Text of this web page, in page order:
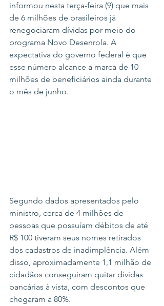
informou nesta terça-feira (9) que mais
de 6 milhões de brasileiros já
renegociaram dívidas por meio do
programa Novo Desenrola. A
expectativa do governo federal é que
esse número alcance a marca de 10
milhões de beneficiários ainda durante
o mês de junho.
Segundo dados apresentados pelo
ministro, cerca de 4 milhões de
pessoas que possuíam débitos de até
R$ 100 tiveram seus nomes retirados
dos cadastros de inadimplência. Além
disso, aproximadamente 1,1 milhão de
cidadãos conseguiram quitar dívidas
bancárias à vista, com descontos que
chegaram a 80%.